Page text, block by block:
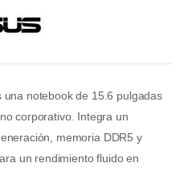
una notebook de 15.6 pulgadas
corporativo. Integra un
memoria DDR5 y
un rendimiento fluido en